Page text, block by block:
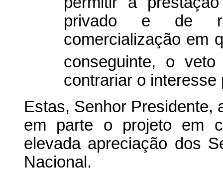
privado e de
comercialização em
conseguinte, o
contrariar o interesse
Estas, Senhor Presidente,
em parte o projeto em
elevada apreciação dos
Nacional.